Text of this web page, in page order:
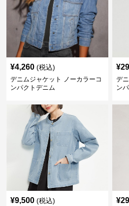
¥4,260 (税込)
デニムジャケット ノーカラーコ
ンパクトデニム
¥
デ
ン
¥9,500 (税込) ¥